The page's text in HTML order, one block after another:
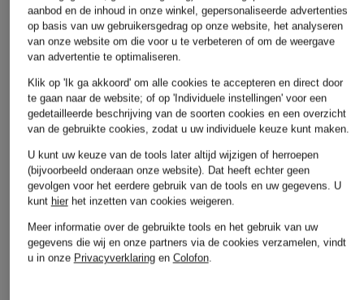
Levi's®
€ 109,95
adidas Originals
€ 100
+Actiekorting
SAMSØE SAMSØE
Jeans SATIMOTHY
Straight Fit
Beste prijs:
Oorspronkelijk:
€ 180
aanbod en de inhoud in onze winkel, gepersonaliseerde advertenties
op basis van uw gebruikersgedrag op onze website, het analyseren
van onze website om die voor u te verbeteren of om de weergave
van advertentie te optimaliseren.
Klik op 'Ik ga akkoord' om alle cookies te accepteren en direct door
te gaan naar de website; of op 'Individuele instellingen' voor een
gedetailleerde beschrijving van de soorten cookies en een overzicht
van de gebruikte cookies, zodat u uw individuele keuze kunt maken.
U kunt uw keuze van de tools later altijd wijzigen of herroepen
(bijvoorbeeld onderaan onze website). Dat heeft echter geen
gevolgen voor het eerdere gebruik van de tools en uw gegevens. U
kunt hierhet inzetten van cookies weigeren.
Meer informatie over de gebruikte tools en het gebruik van uw
gegevens die wij en onze partners via de cookies verzamelen, vindt
u in onze Privacyverklaringen Colofon.